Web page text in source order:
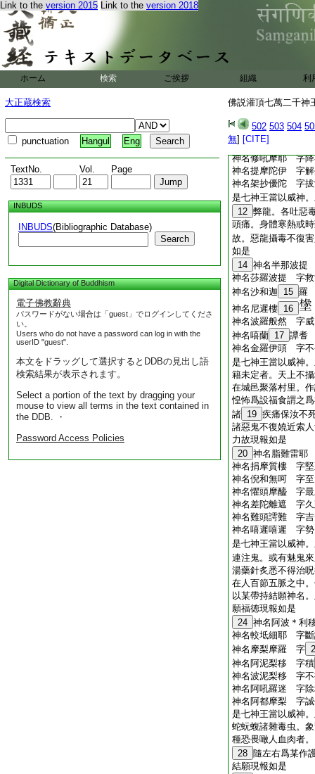
Link to the version 2015 Link to the version 2018
ホーム 検索 ご挨拶 組織 利
大正蔵検索
punctuation Hangul Eng
TextNo. Vol. Page
INBUDS
INBUDS(Bibliographic Database)
Search
Digital Dictionary of Buddhism
電子佛教辭典
パスワードがない場合は「guest」でログインしてくださ
い。
Users who do not have a password can log in with the
userID "guest".
本文をドラッグして選択するとDDBの見出し語
検索結果が表示されます。
Select a portion of the text by dragging your
mouse to view all terms in the text contained in
the DDB. ・
Password Access Policies
佛説灌頂七萬二千神
502 503 504
無] [CITE]
神名阿抄牟羅 字
神名比抄倚耶 字
神名至羅和移 字
之日身體安
寧
8 神名抄摩 9 如
神名首抄和提 字
神名阿抄 10 惒泥
神名脾羅摩尼 字無
神名修吼摩耶 字降
神名提摩陀伊 字解
神名架抄優陀 字拔
是七神王當以威神
12 弊龍。各吐惡
頭痛。身體寒熱或
故。惡龍攝毒不復
如是
14 神名半那波提
神名莎羅波提 字救
神名沙和迦
15 羅
神名尼遲樓 16
神名波羅般然 字威
神名嘻蘭 17 譚耆
神名金羅伊頭 字不
是七神王當以威神
籍未定者。天上不
在城邑聚落村里。
惶怖爲設福食謂之
諸 19 疾痛保汝不
諸惡鬼不復嬈近索
力故現報如是
20 神名脂難雷耶
神名捐摩質樓 字堅
神名倪和無呵 字至
神名懼頭摩醯 字最
神名差陀離遮 字久
神名難頭謣難 字吉
神名嘻遲嘻遲 字勢
是七神王當以威神
連注鬼。或有魅鬼
湯藥針炙悉不得治
在人百節五脈之中
以某帶持結願神名
願福徳現報如是
24 神名阿波＊利
神名較坻細耶 字斷
神名摩梨摩羅 字
神名阿泥梨移 字積
神名波泥梨移 字不
神名阿吼羅迷 字除
神名阿都摩梨 字誠
是七神王當以威神
蛇蚖蝮諸雜毒虫。
種恐畏噉人血肉者
28 隨左右爲某作
結願現報如是